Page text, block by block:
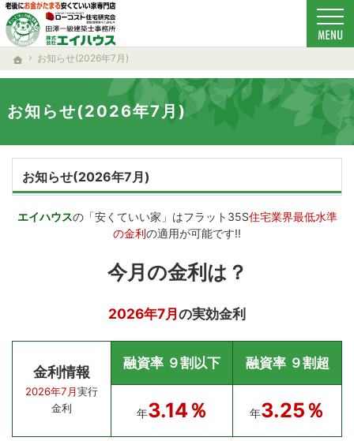
ホーム
お知らせ(2026年7月)
お知らせ(2026年7月)
ローコスト住宅で耐震-省エネ重視の家をお探しのあなたへ、秋田・大仙・仙北・美郷・
新築-注文住宅(秋田・大仙・仙北・美郷・横手・湯沢・由利本荘)なら当社の安くていい家
お知らせ(2026年7月)
エイハウスの「安くていい家」はフラット35S住宅業界最低水準
の金利の適用が可能です!!
今月の金利は？
2026年7月の実効金利
金利情報
2026年7月実行
金利
融資率 ９割以下 融資率 ９割超
年3.14％ 年3.25％